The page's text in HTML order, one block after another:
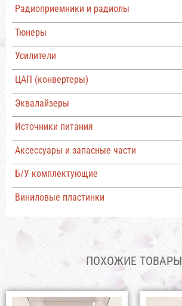
Радиоприемники и радиолы
Тюнеры
Усилители
ЦАП (конвертеры)
Эквалайзеры
Источники питания
Аксессуары и запасные части
Б/У комплектующие
Виниловые пластинки
ПОХОЖИЕ ТОВАРЫ